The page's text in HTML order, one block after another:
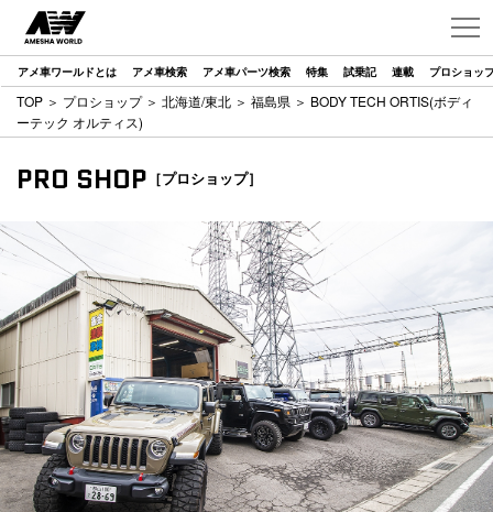
アメ車ワールドとは アメ車検索 アメ車パーツ検索 特集 試乗記 連載 プロショッ
TOP ＞ プロショップ＞ 北海道/東北 ＞ 福島県 ＞ BODY TECH ORTIS(ボディ
ーテック オルティス)
PRO SHOP ［プロショップ］